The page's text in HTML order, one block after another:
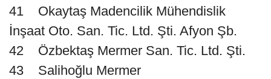
41 Okaytaş Madencilik Mühendislik
İnşaat Oto. San. Tic. Ltd. Şti. Afyon Şb.
42 Özbektaş Mermer San. Tic. Ltd. Şti.
43 Salihoğlu Mermer